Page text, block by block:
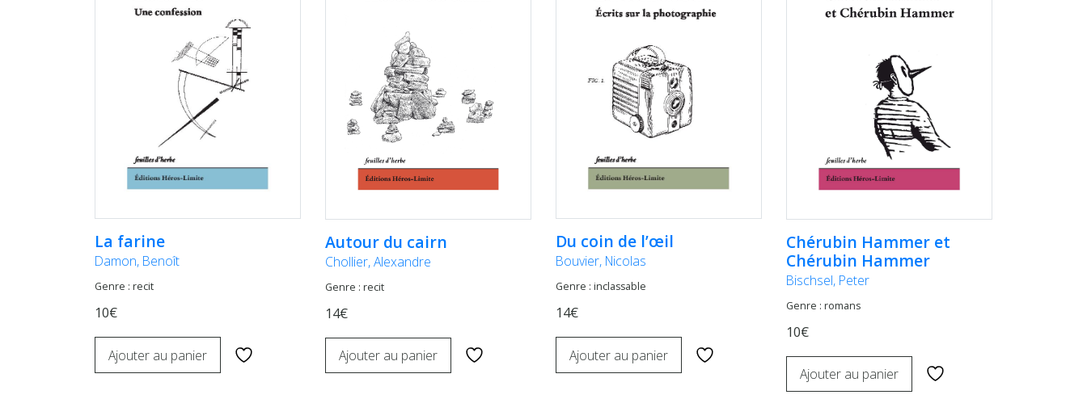
La farine
Damon, Benoît
Genre : recit
10€
Ajouter au panier
Autour du cairn
Chollier, Alexandre
Genre : recit
14€
Ajouter au panier
Du coin de l’œil
Bouvier, Nicolas
Genre : inclassable
14€
Ajouter au panier
Chérubin Hammer et
Chérubin Hammer
Bischsel, Peter
Genre : romans
10€
Ajouter au panier